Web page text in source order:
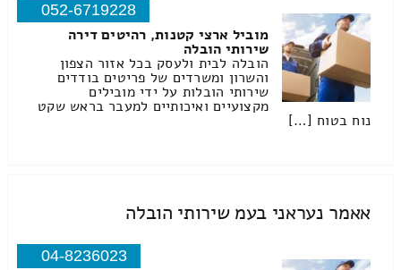
052-6719228
מוביל ארצי קטנות, רהיטים דירה
שירותי הובלה
הובלה לבית ולעסק בכל אזור הצפון
והשרון ומשרדים של פריטים בודדים
שירותי הובלות על ידי מובילים
מקצועיים ואיכותיים למעבר בראש שקט
נוח בטוח […]
אאמר נעראני בעמ שירותי הובלה
04-8236023